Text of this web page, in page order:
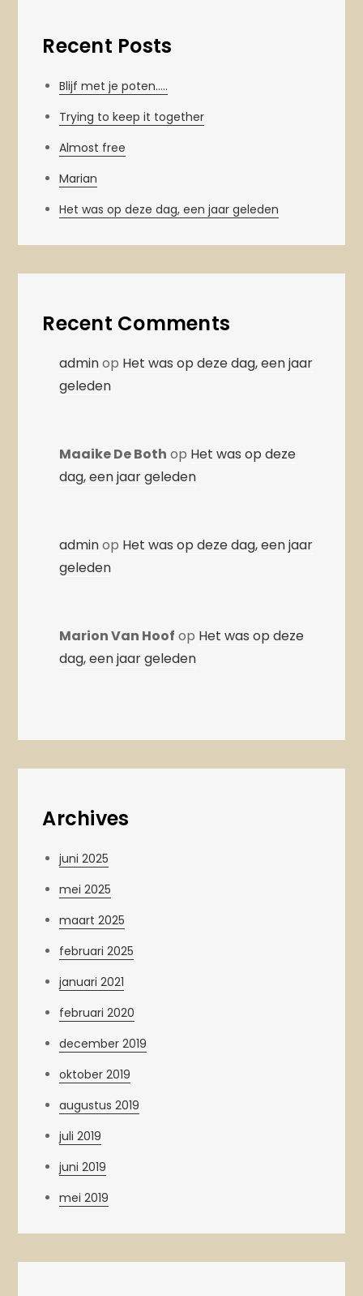
Recent Posts
Blijf met je poten…..
Trying to keep it together
Almost free
Marian
Het was op deze dag, een jaar geleden
Recent Comments
adminop Het was op deze dag, een jaar
geleden
Maaike De Both op Het was op deze
dag, een jaar geleden
adminop Het was op deze dag, een jaar
geleden
Marion Van Hoof op Het was op deze
dag, een jaar geleden
Archives
juni 2025
mei 2025
maart 2025
februari 2025
januari 2021
februari 2020
december 2019
oktober 2019
augustus 2019
juli 2019
juni 2019
mei 2019